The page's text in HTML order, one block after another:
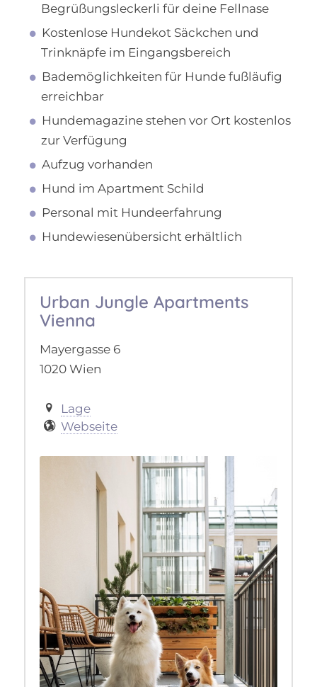
Begrüßungsleckerli für deine Fellnase
Kostenlose Hundekot Säckchen und
Trinknäpfe im Eingangsbereich
Bademöglichkeiten für Hunde fußläufig
erreichbar
Hundemagazine stehen vor Ort kostenlos
zur Verfügung
Aufzug vorhanden
Hund im Apartment Schild
Personal mit Hundeerfahrung
Hundewiesenübersicht erhältlich
Urban Jungle Apartments
Vienna
Mayergasse 6
1020 Wien
Lage
Webseite